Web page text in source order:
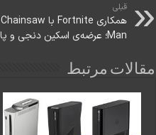
قبلی
همکاری Fortnite با Chainsaw
Man؛ عرضه‌ی اسکین‌ دنجی و پاور
مقالات مرتبط